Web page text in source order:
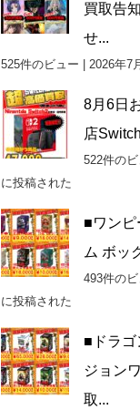
買取告
せ...
525件のビュー 2026年7
8月6日
店
522件の
に投稿された
■ワンピ
ム ボッ
493件の
に投稿された
■ドラゴ
ジョン
取...